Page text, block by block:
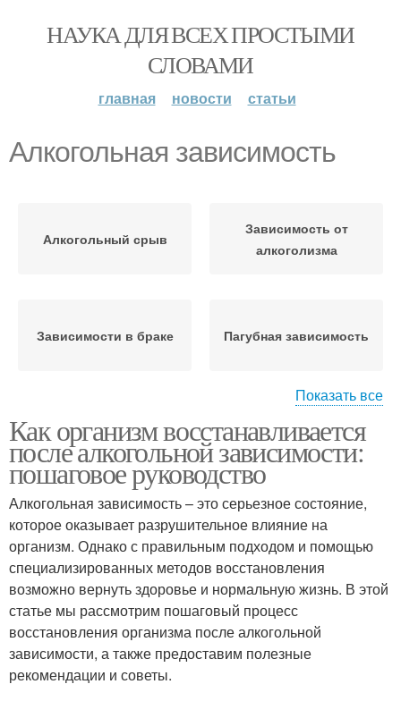
НАУКА ДЛЯ ВСЕХ ПРОСТЫМИ
СЛОВАМИ
главная новости статьи
Алкогольная зависимость
Алкогольный срыв
Зависимость от
алкоголизма
Зависимости в браке Пагубная зависимость
зависимость
зависимостью
Пластырь от
алкогольной
зависимости
Алкогольные срывы
Алкогольная
абстиненция
Зависимости в
домашних условиях
Показать все
Как организм восстанавливается
после алкогольной зависимости:
пошаговое руководство
Алкогольная зависимость – это серьезное состояние,
которое оказывает разрушительное влияние на
организм. Однако с правильным подходом и помощью
специализированных методов восстановления
возможно вернуть здоровье и нормальную жизнь. В этой
статье мы рассмотрим пошаговый процесс
восстановления организма после алкогольной
зависимости, а также предоставим полезные
рекомендации и советы.